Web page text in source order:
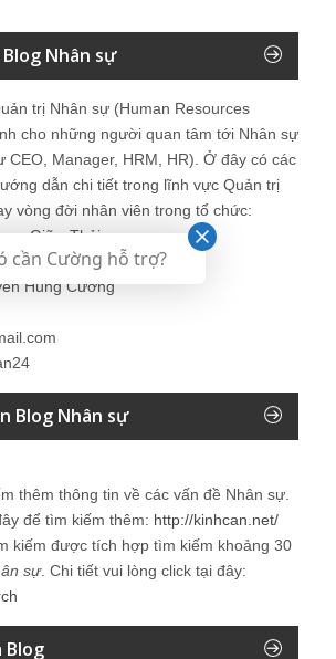
Nhân sự
trị Nhân sự (Human Resources
cho những người quan tâm tới Nhân sự
CEO, Manager, HRM, HR). Ở đây có các
dẫn chi tiết trong lĩnh vực Quản trị
vòng đời nhân viên trong tổ chức:
- Giữ - Thải.
Hùng Cường
Blog Nhân sự
thêm thông tin về các vấn đề Nhân sự.
để tìm kiếm thêm: http://kinhcan.net/
kiếm được tích hợp tìm kiếm khoảng 30
sự. Chi tiết vui lòng click tại đây:
Blog
cần Cường hỗ trợ?